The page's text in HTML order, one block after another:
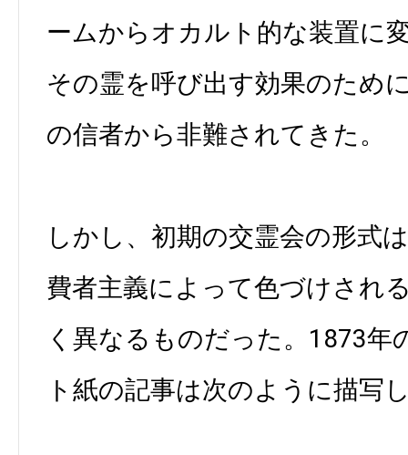
ームからオカルト的な装置に
その霊を呼び出す効果のため
の信者から非難されてきた。
しかし、初期の交霊会の形
費者主義によって色づけさ
く異なるものだった。1873年
ト紙の記事は次のように描写